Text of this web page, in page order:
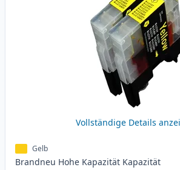
Vollständige Details
Gelb
Brandneu Hohe Kapazität Kapazität